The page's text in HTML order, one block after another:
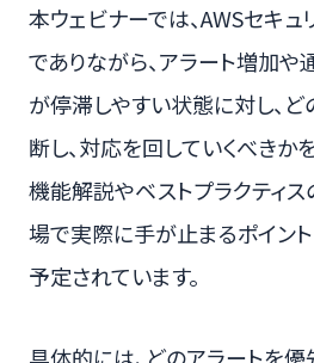
本ウェビナーでは、AWSセキ
でありながら、アラート増加や
が停滞しやすい状態に対し、
断し、対応を回していくべきか
機能解説やベストプラクティス
場で実際に手が止まるポイン
予定されています。